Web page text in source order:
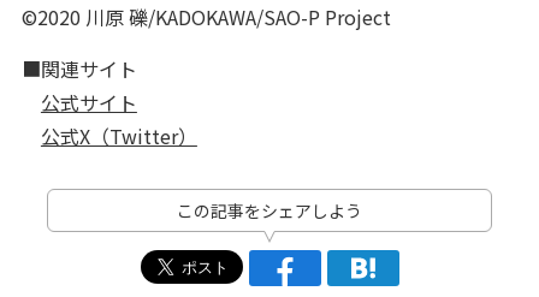
©2020 川原 礫/KADOKAWA/SAO-P Project
■関連サイト
公式サイト
公式X（Twitter）
この記事をシェアしよう